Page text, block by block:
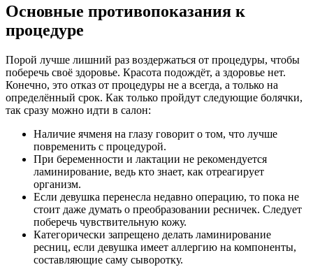
Основные противопоказания к
процедуре
Порой лучше лишний раз воздержаться от процедуры, чтобы
поберечь своё здоровье. Красота подождёт, а здоровье нет.
Конечно, это отказ от процедуры не а всегда, а только на
определённый срок. Как только пройдут следующие болячки,
так сразу можно идти в салон:
Наличие ячменя на глазу говорит о том, что лучше
повременить с процедурой.
При беременности и лактации не рекомендуется
ламинирование, ведь кто знает, как отреагирует
организм.
Если девушка перенесла недавно операцию, то пока не
стоит даже думать о преобразовании ресничек. Следует
поберечь чувствительную кожу.
Категорически запрещено делать ламинирование
ресниц, если девушка имеет аллергию на компоненты,
составляющие саму сыворотку.